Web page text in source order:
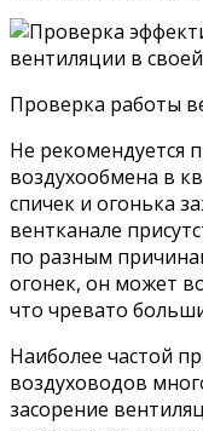
Проверка работы
Не рекомендуется
воздухообмена в
спичек и огонька
вентканале
по разным
огонек, он может
что чревато
Наиболее частой
воздуховодов
засорение